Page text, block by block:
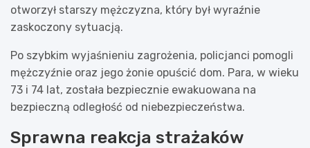
otworzył starszy mężczyzna, który był wyraźnie
zaskoczony sytuacją.
Po szybkim wyjaśnieniu zagrożenia, policjanci pomogli
mężczyźnie oraz jego żonie opuścić dom. Para, w wieku
73 i 74 lat, została bezpiecznie ewakuowana na
bezpieczną odległość od niebezpieczeństwa.
Sprawna reakcja strażaków